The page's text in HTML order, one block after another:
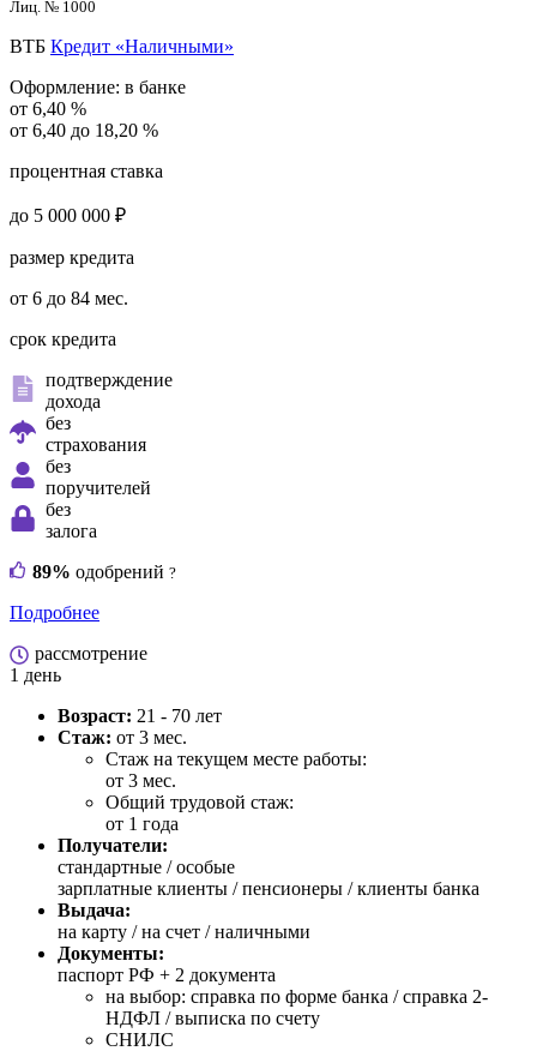
Лиц. № 1000
ВТБ Кредит «Наличными»
Оформление: в банке
от 6,40 %
от 6,40 до 18,20 %
процентная ставка
до 5 000 000 ₽
размер кредита
от 6 до 84 мес.
срок кредита
подтверждение
дохода
без
страхования
без
поручителей
без
залога
89% одобрений ?
Подробнее
рассмотрение
1 день
Возраст: 21 - 70 лет
Стаж: от 3 мес.
Стаж на текущем месте работы:
от 3 мес.
Общий трудовой стаж:
от 1 года
Получатели:
стандартные /особые
зарплатные клиенты / пенсионеры / клиенты банка
Выдача:
на карту / на счет / наличными
Документы:
паспорт РФ + 2 документа
на выбор: справка по форме банка / справка 2-
НДФЛ / выписка по счету
СНИЛС